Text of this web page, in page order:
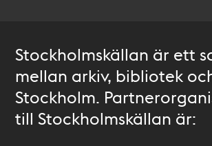
Stockholmskällan är ett
mellan arkiv, bibliotek
Stockholm.
till Stockholmskällan är: